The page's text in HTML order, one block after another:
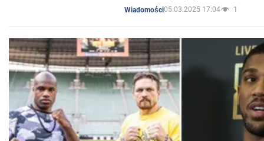
Wiadomości05.03.2025 17:04 1